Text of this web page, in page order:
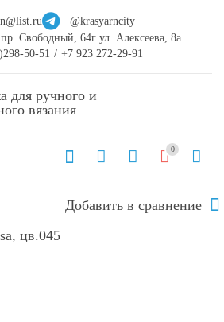
@krasyarncity
Свободный, 64г ул. Алексеева, 8а
50-51 / +7 923 272-29-91
0
Добавить в сравнение